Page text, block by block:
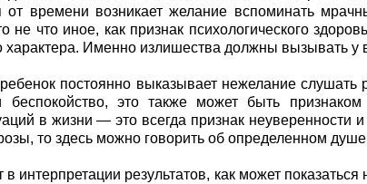
от времени возникает желание вспоминать
не что иное, как признак психологического
характера. Именно излишества должны вызывать у
постоянно выказывает нежелание
это также может быть признаком
в жизни — это всегда признак неуверенности
то здесь можно говорить об определенном
в интерпретации результатов, как может